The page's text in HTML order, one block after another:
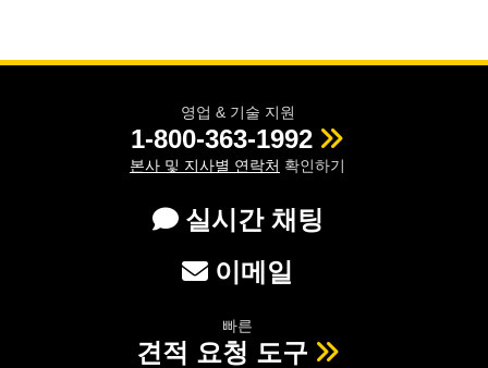
영업 & 기술 지원
1-800-363-1992
본사 및 지사별 연락처 확인하기
실시간 채팅
이메일
빠른
견적 요청 도구